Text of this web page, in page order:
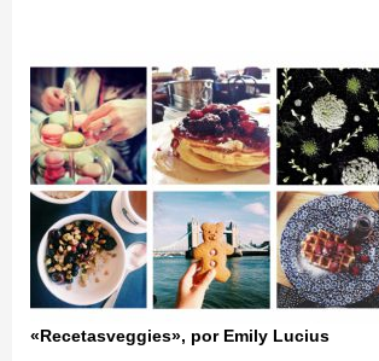
«Recetasveggies», por Emily Lucius